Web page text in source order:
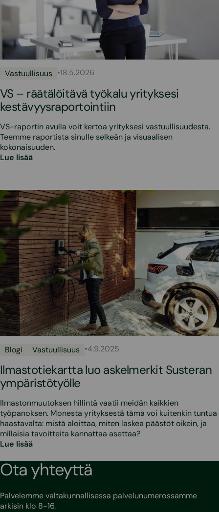
Vastuullisuus •18.5.2026
VS – räätälöitävä työkalu yrityksesi
kestävyysraportointiin
VS-raportin avulla voit kertoa yrityksesi vastuullisuudesta.
Teemme raportista sinulle selkeän ja visuaalisen
kokonaisuuden.
Lue lisää
Blogi Vastuullisuus •4.9.2025
Ilmastotiekartta luo askelmerkit Susteran
ympäristötyölle
Ilmastonmuutoksen hillintä vaatii meidän kaikkien
työpanoksen. Monesta yrityksestä tämä voi kuitenkin tuntua
haastavalta: mistä aloittaa, miten laskea päästöt oikein, ja
millaisia tavoitteita kannattaa asettaa?
Lue lisää
Ota yhteyttä
Palvelemme valtakunnallisessa palvelunumerossamme
arkisin klo 8-16.